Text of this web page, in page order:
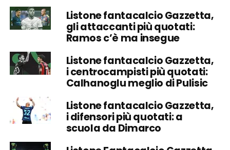
Listone fantacalcio Gazzetta,
gli attaccanti più quotati:
Ramos c’è ma insegue
Listone fantacalcio Gazzetta,
i centrocampisti più quotati:
Calhanoglu meglio di Pulisic
Listone fantacalcio Gazzetta,
i difensori più quotati: a
scuola da Dimarco